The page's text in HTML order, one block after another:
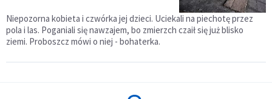
Niepozorna kobieta i czwórka jej dzieci. Uciekali na piechotę przez
pola i las. Poganiali się nawzajem, bo zmierzch czaił się już blisko
ziemi. Proboszcz mówi o niej - bohaterka.